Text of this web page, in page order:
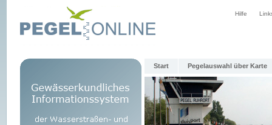
Hilfe
Start Pegelauswahl über Karte